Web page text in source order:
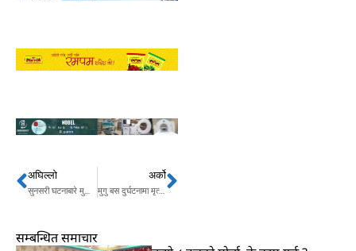
Prev
अघिल्लो अर्को
मुगु बस दुर्घटनामा मृत्यु हुनेको संख्या २८ पुग्यो (अपडेट) Next
सम्बन्धित समाचार